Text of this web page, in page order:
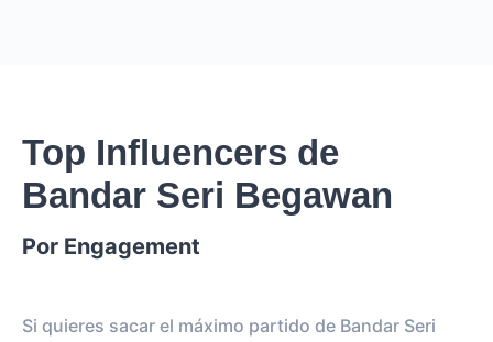
Top Influencers de
Bandar Seri Begawan
Por Engagement
Si quieres sacar el máximo partido de Bandar Seri